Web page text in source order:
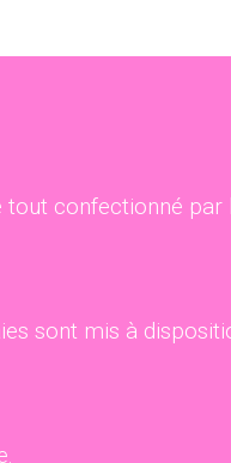
confectionné par
sont mis à